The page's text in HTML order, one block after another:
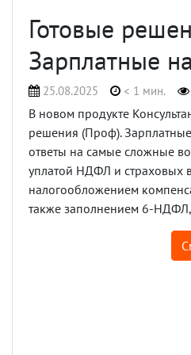
Готовые
Зарплатные
25.08.2025 < 1 мин.
В новом продукте
решения (Проф).
ответы на самые сложные
уплатой НДФЛ и страховых
налогообложением
также заполнением 6-